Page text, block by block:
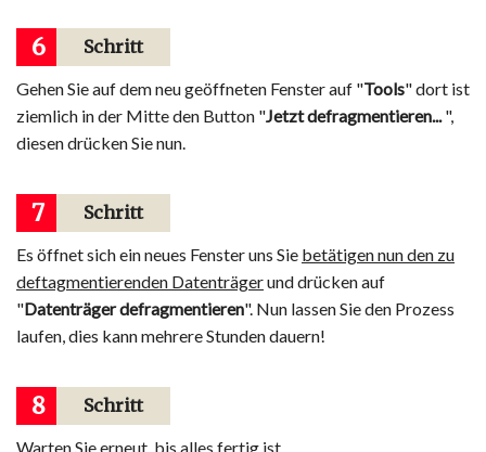
6 Schritt
Gehen Sie auf dem neu geöffneten Fenster auf "Tools" dort ist
ziemlich in der Mitte den Button "Jetzt defragmentieren...",
diesen drücken Sie nun.
7 Schritt
Es öffnet sich ein neues Fenster uns Sie betätigen nun den zu
deftagmentierenden Datenträgerund drücken auf
"Datenträger defragmentieren". Nun lassen Sie den Prozess
laufen, dies kann mehrere Stunden dauern!
8 Schritt
Warten Sie erneut, bis alles fertig ist.